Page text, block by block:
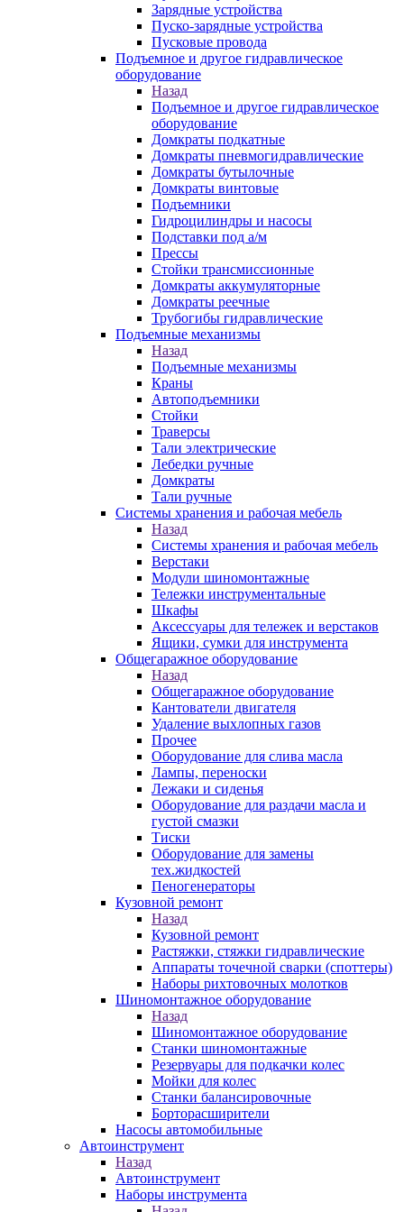
Зарядные устройства
Пуско-зарядные устройства
Пусковые провода
Подъемное и другое гидравлическое
оборудование
Назад
Подъемное и другое гидравлическое
оборудование
Домкраты подкатные
Домкраты пневмогидравлические
Домкраты бутылочные
Домкраты винтовые
Подъемники
Гидроцилиндры и насосы
Подставки под а/м
Прессы
Стойки трансмиссионные
Домкраты аккумуляторные
Домкраты реечные
Трубогибы гидравлические
Подъемные механизмы
Назад
Подъемные механизмы
Краны
Автоподъемники
Стойки
Траверсы
Тали электрические
Лебедки ручные
Домкраты
Тали ручные
Системы хранения и рабочая мебель
Назад
Системы хранения и рабочая мебель
Верстаки
Модули шиномонтажные
Тележки инструментальные
Шкафы
Аксессуары для тележек и верстаков
Ящики, сумки для инструмента
Общегаражное оборудование
Назад
Общегаражное оборудование
Кантователи двигателя
Удаление выхлопных газов
Прочее
Оборудование для слива масла
Лампы, переноски
Лежаки и сиденья
Оборудование для раздачи масла и
густой смазки
Тиски
Оборудование для замены
тех.жидкостей
Пеногенераторы
Кузовной ремонт
Назад
Кузовной ремонт
Растяжки, стяжки гидравлические
Аппараты точечной сварки (споттеры)
Наборы рихтовочных молотков
Шиномонтажное оборудование
Назад
Шиномонтажное оборудование
Станки шиномонтажные
Резервуары для подкачки колес
Мойки для колес
Станки балансировочные
Борторасширители
Насосы автомобильные
Автоинструмент
Назад
Автоинструмент
Наборы инструмента